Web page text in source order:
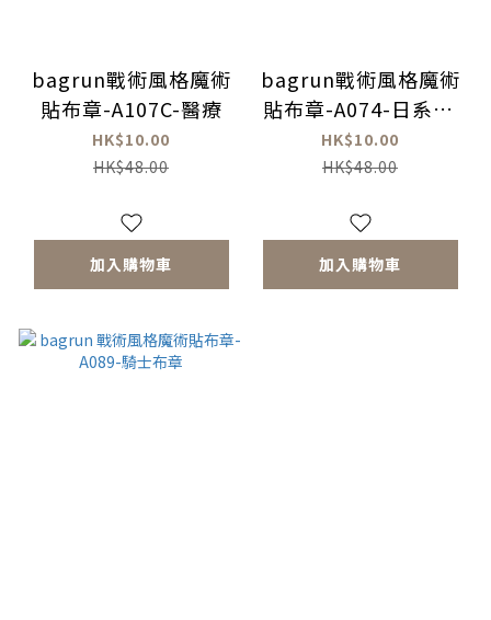
bagrun戰術風格魔術
貼布章-A107C-醫療
HK$10.00
HK$48.00
加入購物車
bagrun戰術風格魔術
貼布章-A074-日系18
禁
HK$10.00
HK$48.00
加入購物車